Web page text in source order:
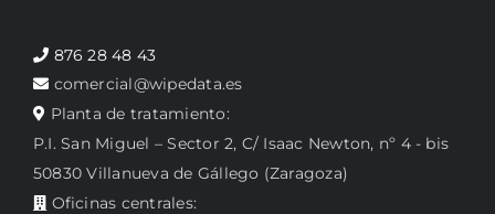
876 28 48 43
comercial@wipedata.es
Planta de tratamiento:
P.I. San Miguel – Sector 2, C/ Isaac Newton, nº 4 - bis
50830 Villanueva de Gállego (Zaragoza)
Oficinas centrales: